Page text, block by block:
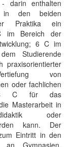
- darin enthalten
in den beiden
Praktika ein
im Bereich der
6 C im
Studierende
praxisorientierter
von
oder fachlichen
23 C für das
Masterarbeit in
oder
kann. Der
Eintritt in den
an Gymnasien.